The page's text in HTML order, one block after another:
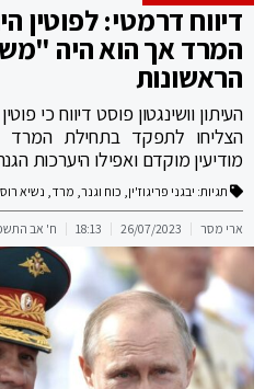
דיווח דרמטי: לפוטין
המרד אך הוא היה
הראשונות
העיתון וושינגטון פוסט דיווח כי
הצליחו לתפקד בתחילת המרד
מודיעין מוקדם ואפילו היערכות
תגיות: יבגני פריגוז'ין, כוח וגנר, מרד, נשיא
ארי מסר 26/07/2023
18:13 ח' אב